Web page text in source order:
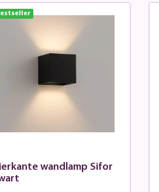
wandlamp Sifor